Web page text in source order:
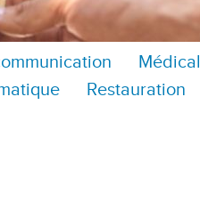
Médical
Restauration